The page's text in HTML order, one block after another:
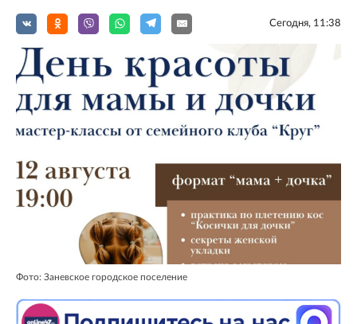
Сегодня, 11:38
Фото: Заневское городское поселение